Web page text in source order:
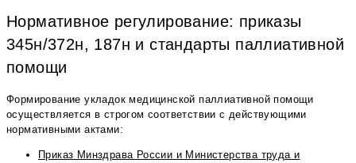
Нормативное регулирование: приказы
345н/372н, 187н и стандарты паллиативной
помощи
Формирование укладок медицинской паллиативной помощи
осуществляется в строгом соответствии с действующими
нормативными актами:
Приказ Минздрава России и Министерства труда и